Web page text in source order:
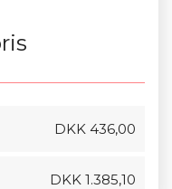
DKK 436,00
DKK 1.385,10